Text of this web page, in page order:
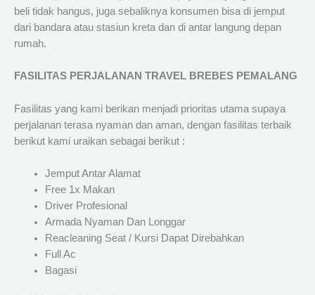
beli tidak hangus, juga sebaliknya konsumen bisa di jemput
dari bandara atau stasiun kreta dan di antar langung depan
rumah.
FASILITAS PERJALANAN TRAVEL BREBES PEMALANG
Fasilitas yang kami berikan menjadi prioritas utama supaya
perjalanan terasa nyaman dan aman, dengan fasilitas terbaik
berikut kami uraikan sebagai berikut :
Jemput Antar Alamat
Free 1x Makan
Driver Profesional
Armada Nyaman Dan Longgar
Reacleaning Seat / Kursi Dapat Direbahkan
Full Ac
Bagasi